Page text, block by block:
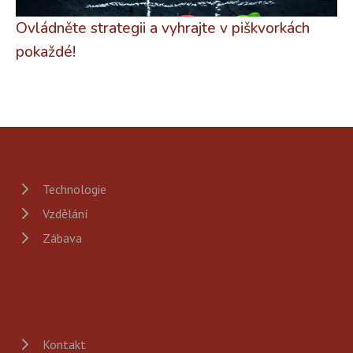
Ovládněte strategii a vyhrajte v piškvorkách
pokaždé!
Technologie
Vzdělání
Zábava
Kontakt